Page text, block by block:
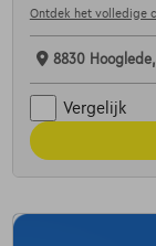
Ontdek het volledige
8830 Hooglede,
Vergelijk